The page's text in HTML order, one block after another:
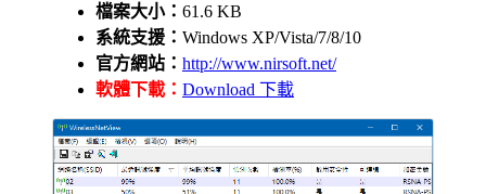
檔案大小： 61.6 KB
系統支援： Windows XP/Vista/7/8/10
官方網站： http://www.nirsoft.net/
軟體下載： Download 下載